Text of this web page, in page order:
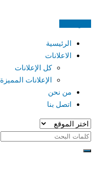
الرئيسية
الاعلانات
كل الإعلانات
الإعلانات المميزة
من نحن
اتصل بنا